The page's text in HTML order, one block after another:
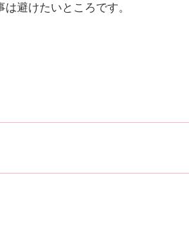
避けたいところです。